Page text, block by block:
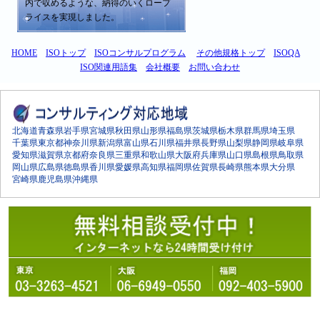
内で収めるような、納得のいくロープ
ライスを実現しました。
HOME ISOトップ ISOコンサルプログラム その他規格トップ
ISOQA
ISO関連用語集
会社概要 お問い合わせ
北海道青森県岩手県宮城県秋田県山形県福島県茨城県栃木県群馬県埼玉県
千葉県東京都神奈川県新潟県富山県石川県福井県長野県山梨県静岡県岐阜県
愛知県滋賀県京都府奈良県三重県和歌山県大阪府兵庫県山口県島根県鳥取県
岡山県広島県徳島県香川県愛媛県高知県福岡県佐賀県長崎県熊本県大分県
宮崎県鹿児島県沖縄県